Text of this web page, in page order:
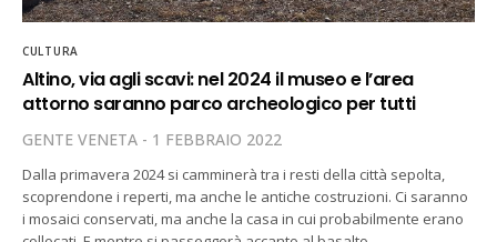
CULTURA
Altino, via agli scavi: nel 2024 il museo e l’area
attorno saranno parco archeologico per tutti
GENTE VENETA 1 FEBBRAIO 2022
Dalla primavera 2024 si camminerà tra i resti della città sepolta,
scoprendone i reperti, ma anche le antiche costruzioni. Ci saranno
i mosaici conservati, ma anche la casa in cui probabilmente erano